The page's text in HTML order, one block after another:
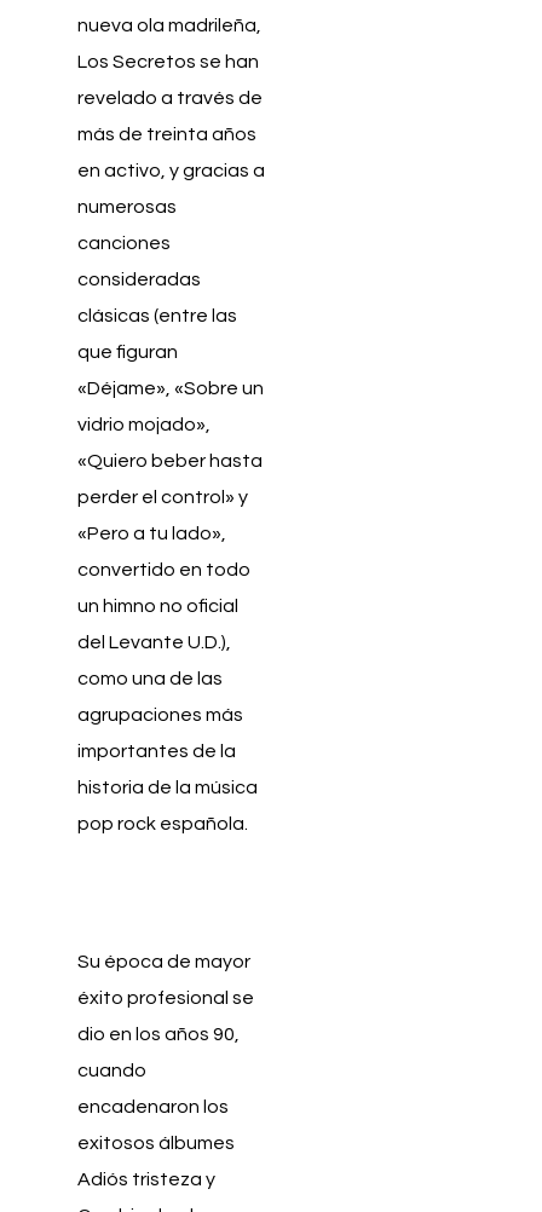
nueva ola madrileña,
Los Secretos se han
revelado a través de
más de treinta años
en activo, y gracias a
numerosas
canciones
consideradas
clásicas (entre las
que figuran
«Déjame», «Sobre un
vidrio mojado»,
«Quiero beber hasta
perder el control» y
«Pero a tu lado»,
convertido en todo
un himno no oficial
del Levante U.D.),
como una de las
agrupaciones más
importantes de la
historia de la música
pop rock española.
Su época de mayor
éxito profesional se
dio en los años 90,
cuando
encadenaron los
exitosos álbumes
Adiós tristeza y